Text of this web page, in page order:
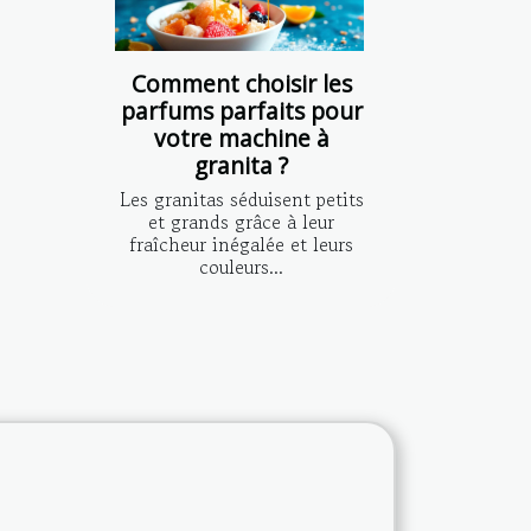
Comment choisir les
parfums parfaits pour
votre machine à
granita ?
Les granitas séduisent petits
et grands grâce à leur
fraîcheur inégalée et leurs
couleurs...